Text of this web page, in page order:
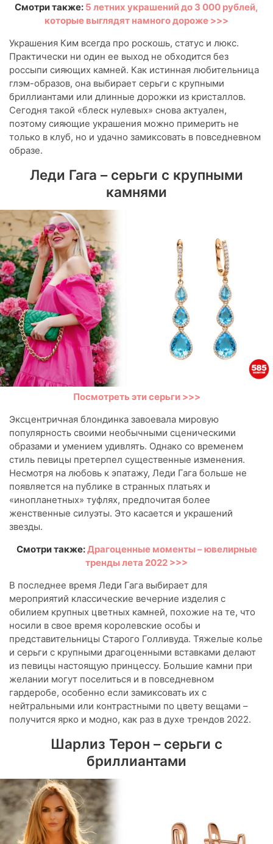
Смотри также: 5 летних украшений до 3 000 рублей,
которые выглядят намного дороже >>>
Украшения Ким всегда про роскошь, статус и люкс.
Практически ни один ее выход не обходится без
россыпи сияющих камней. Как истинная любительница
глэм-образов, она выбирает серьги с крупными
бриллиантами или длинные дорожки из кристаллов.
Сегодня такой «блеск нулевых» снова актуален,
поэтому сияющие украшения можно примерить не
только в клуб, но и удачно замиксовать в повседневном
образе.
Леди Гага – серьги с крупными
камнями
Посмотреть эти серьги >>>
Эксцентричная блондинка завоевала мировую
популярность своими необычными сценическими
образами и умением удивлять. Однако со временем
стиль певицы претерпел существенные изменения.
Несмотря на любовь к эпатажу, Леди Гага больше не
появляется на публике в странных платьях и
«инопланетных» туфлях, предпочитая более
женственные силуэты. Это касается и украшений
звезды.
Смотри также:Драгоценные моменты – ювелирные
тренды лета 2022 >>>
В последнее время Леди Гага выбирает для
мероприятий классические вечерние изделия с
обилием крупных цветных камней, похожие на те, что
носили в свое время королевские особы и
представительницы Старого Голливуда. Тяжелые колье
и серьги с крупными драгоценными вставками делают
из певицы настоящую принцессу. Большие камни при
желании могут поселиться и в повседневном
гардеробе, особенно если замиксовать их с
нейтральными или контрастными по цвету вещами –
получится ярко и модно, как раз в духе трендов 2022.
Шарлиз Терон – серьги с
бриллиантами